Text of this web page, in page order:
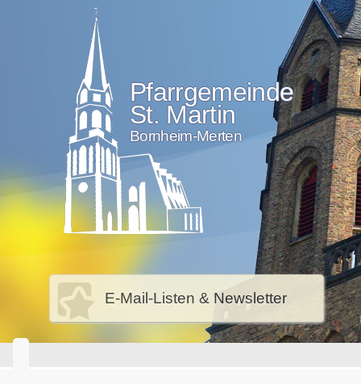
Pfarrgemeinde
St. Martin
Bornheim-Merten
E-Mail-Listen & Newsletter